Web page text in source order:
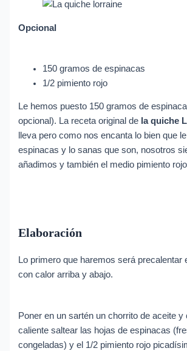
Opcional
150 gramos de espinacas
1/2 pimiento rojo
Le hemos puesto 150 gramos de
opcional). La receta original de la quiche
lleva pero como nos encanta lo bien que
espinacas y lo sanas que son, nosotros
añadimos y también el medio pimiento
Elaboración
Lo primero que haremos será precalentar
con calor arriba y abajo.
Poner en un sartén un chorrito de aceite y
caliente saltear las hojas de espinacas
congeladas) y el 1/2 pimiento rojo